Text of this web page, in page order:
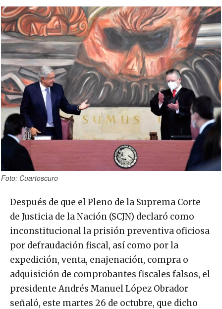
Foto: Cuartoscuro
Después de que el Pleno de la Suprema Corte
de Justicia de la Nación (SCJN) declaró como
inconstitucional la prisión preventiva oficiosa
por defraudación fiscal, así como por la
expedición, venta, enajenación, compra o
adquisición de comprobantes fiscales falsos, el
presidente Andrés Manuel López Obrador
señaló, este martes 26 de octubre, que dicho